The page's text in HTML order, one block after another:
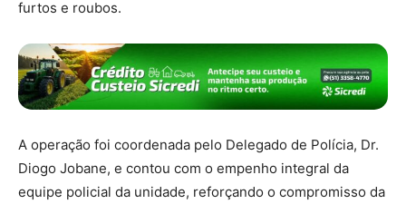
furtos e roubos.
A operação foi coordenada pelo Delegado de Polícia, Dr.
Diogo Jobane, e contou com o empenho integral da
equipe policial da unidade, reforçando o compromisso da